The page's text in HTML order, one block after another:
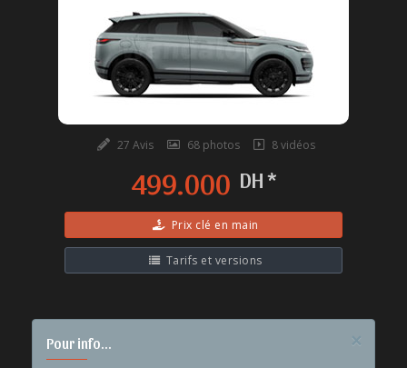
27 Avis 68 photos 8 vidéos
499.000 DH *
Prix clé en main
Tarifs et versions
×
Pour info...